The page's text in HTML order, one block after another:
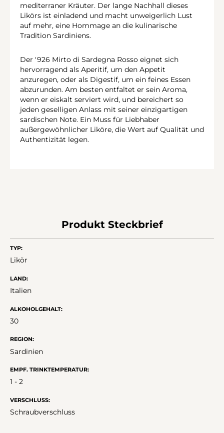
mediterraner Kräuter. Der lange Nachhall dieses
Likörs ist einladend und macht unweigerlich Lust
auf mehr, eine Hommage an die kulinarische
Tradition Sardiniens.
Der '926 Mirto di Sardegna Rosso eignet sich
hervorragend als Aperitif, um den Appetit
anzuregen, oder als Digestif, um ein feines Essen
abzurunden. Am besten entfaltet er sein Aroma,
wenn er eiskalt serviert wird, und bereichert so
jeden geselligen Anlass mit seiner einzigartigen
sardischen Note. Ein Muss für Liebhaber
außergewöhnlicher Liköre, die Wert auf Qualität und
Authentizität legen.
Produkt Steckbrief
TYP:
Likör
LAND:
Italien
ALKOHOLGEHALT:
30
REGION:
Sardinien
EMPF. TRINKTEMPERATUR:
1 - 2
VERSCHLUSS:
Schraubverschluss